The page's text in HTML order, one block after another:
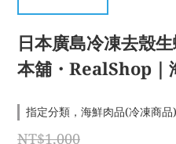
日本廣島冷凍去殼
本舖・RealShop｜
指定分類，海鮮肉品(冷凍商
NT$1,000